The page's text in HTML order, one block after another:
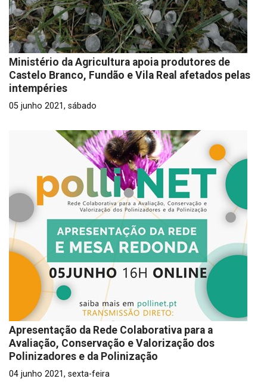
Ministério da Agricultura apoia produtores de
Castelo Branco, Fundão e Vila Real afetados pelas
intempéries
05 junho 2021, sábado
Apresentação da Rede Colaborativa para a
Avaliação, Conservação e Valorização dos
Polinizadores e da Polinização
04 junho 2021, sexta-feira